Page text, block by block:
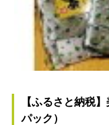
【ふるさと納税
パック）